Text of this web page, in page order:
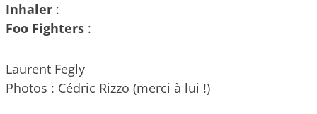
Inhaler :
Foo Fighters :
Laurent Fegly
Photos : Cédric Rizzo (merci à lui !)